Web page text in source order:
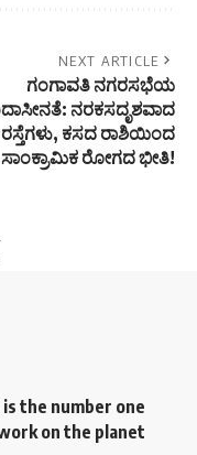
NEXT ARTICLE
ಗಂಗಾವತಿ ನಗರಸಭೆಯ
ನರಕಸದೃಶವಾದ
ರಸ್ತೆಗಳು, ಕಸದ ರಾಶಿಯಿಂದ
ಸಾಂಕ್ರಾಮಿಕ ರೋಗದ ಭೀತಿ!
the number one
on the planet